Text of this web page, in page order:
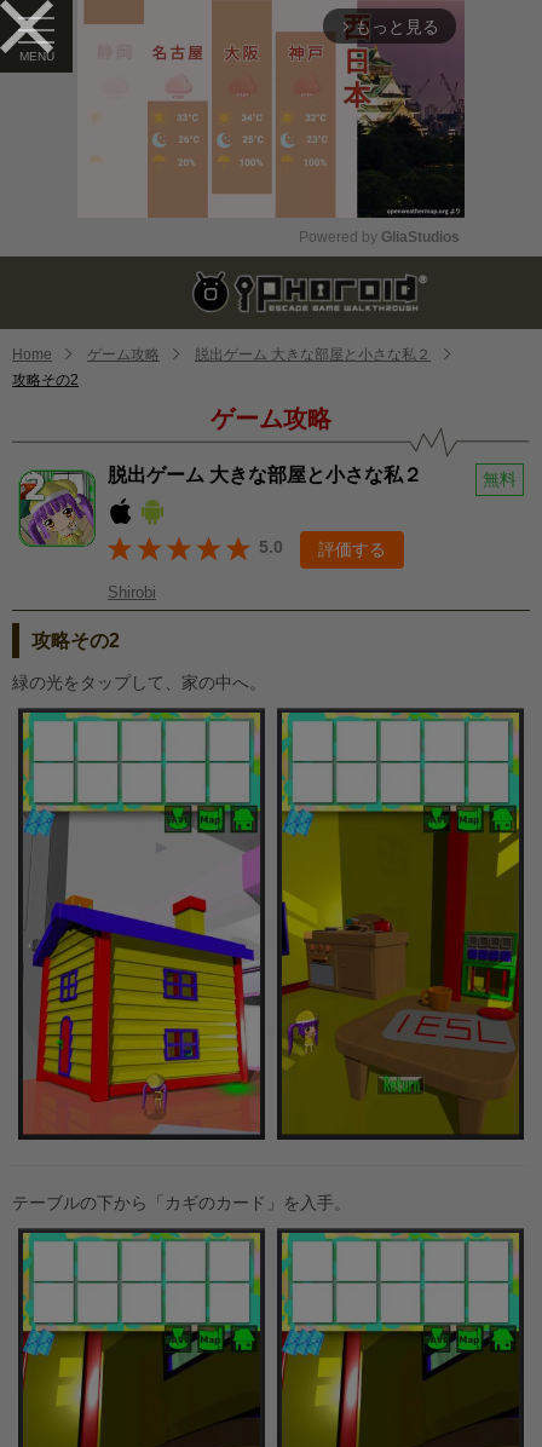
arrow_forward_ios もっと見る
Mute
Powered by GliaStudios
Home ゲーム攻略
脱出ゲーム 大きな部屋と小さな私２
攻略その2
ゲーム攻略
脱出ゲーム 大きな部屋と小さな私２ 無料
5.0 評価する
Shirobi
攻略その2
緑の光をタップして、家の中へ。
テーブルの下から「カギのカード」を入手。